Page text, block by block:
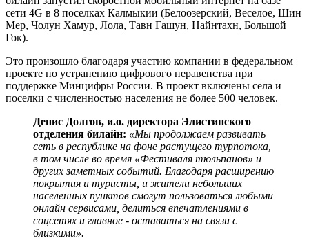
сети 4G в 8 поселках Калмыкии (Белоозерский, Веселое, Шин
Мер, Чолун Хамур, Лола, Тавн Гашун, Найнтахн, Большой
Гок).
Это произошло благодаря участию компании в федеральном
проекте по устранению цифрового неравенства при
поддержке Минцифры России. В проект включены села и
поселки с численностью населения не более 500 человек.
Денис Долгов, и.о. директора Элистинского
отделения билайн: «Мы продолжаем развивать
сеть в республике на фоне растущего турпотока,
в том числе во время «Фестиваля тюльпанов» и
других заметных событий. Благодаря расширению
покрытия и туристы, и жители небольших
населенных пунктов смогут пользоваться любыми
онлайн сервисами, делиться впечатлениями в
соцсетях и главное - оставаться на связи с
близкими».